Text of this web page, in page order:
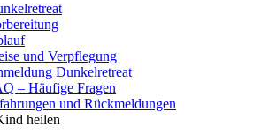
und Verpflegung
Dunkelretreat
– Häufige Fragen
und Rückmeldungen
heilen